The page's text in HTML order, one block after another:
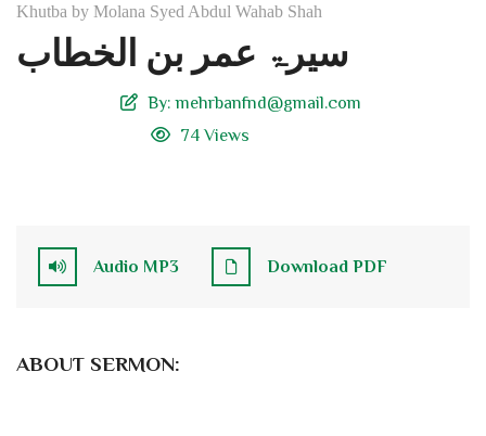
Khutba by Molana Syed Abdul Wahab Shah
سیرۃ عمر بن الخطاب
By:mehrbanfnd@gmail.com
74 Views
Audio MP3 Download PDF
ABOUT SERMON: